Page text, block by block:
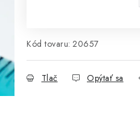
Kód tovaru: 20657
Tlač Opýtať sa